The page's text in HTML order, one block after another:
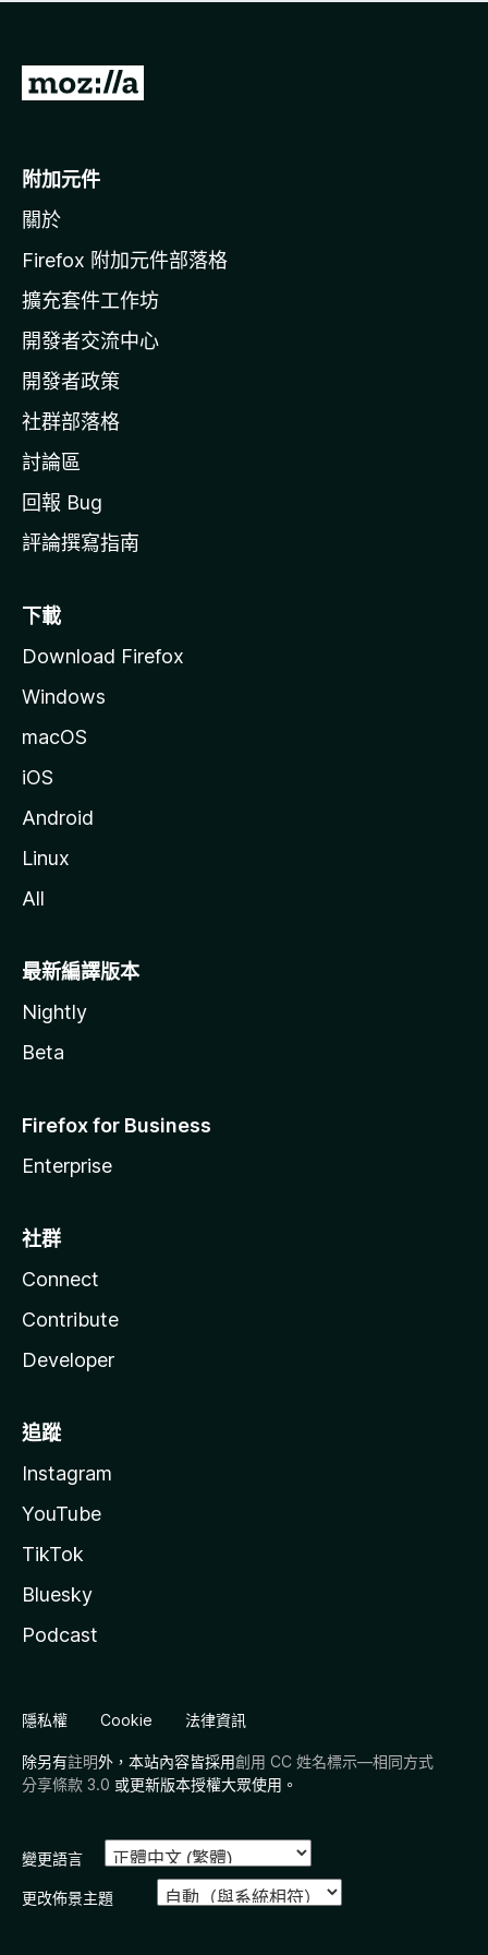
有
前
o
i
l
a
官
網
附加元件
關於
Firefox 附加元件部落格
擴充套件工作坊
開發者交流中心
開發者政策
社群部落格
討論區
回報 Bug
評論撰寫指南
下載
Download Firefox
Windows
macOS
iOS
Android
Linux
All
最新編譯版本
Nightly
Beta
Firefox for Business
Enterprise
社群
Connect
Contribute
Developer
追蹤
Instagram
YouTube
TikTok
Bluesky
Podcast
隱私權 Cookie 法律資訊
除另有註明外，本站內容皆採用創用 CC 姓名標示—相同方式
分享條款 3.0 或更新版本授權大眾使用。
變更語言
更改佈景主題